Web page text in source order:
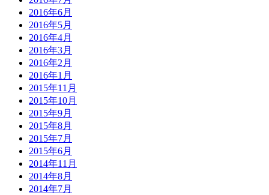
2016年6月
2016年5月
2016年4月
2016年3月
2016年2月
2016年1月
2015年11月
2015年10月
2015年9月
2015年8月
2015年7月
2015年6月
2014年11月
2014年8月
2014年7月